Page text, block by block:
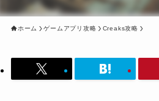
ホーム ゲームアプリ攻略 Creaks攻略